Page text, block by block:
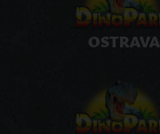
OSTRAVA